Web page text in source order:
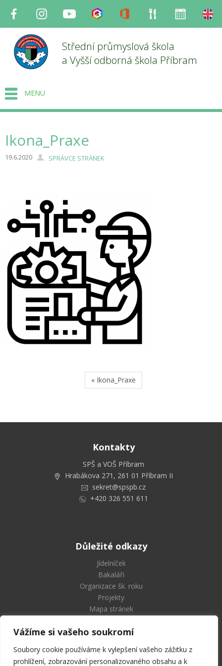
Vážíme si vašeho soukromí
Soubory cookie používáme k vylepšení vašeho zážitku z
prohlížení, zobrazování personalizovaného obsahu a k
Facebook InstagramYoutube Bakaláři Office Strava
Střední průmyslová škola
a Vyšší odborná škola Příbram
MENU
Ikona_Praxe
19.6.2020 SPRÁVCE STRÁNEK
« Ikona_Praxe
Kontakty
SPŠ a VOŠ Příbram
Hrabákova 271, 261 01 Příbram II
sekret@spspb.cz
+420 326 551 611
Důležité odkazy
Jídelníček
Bakaláři
Organizace šk. roku
Projekty
Mapa stránek
Střední průmyslová škola
a Vyšší odborná škola Příbram